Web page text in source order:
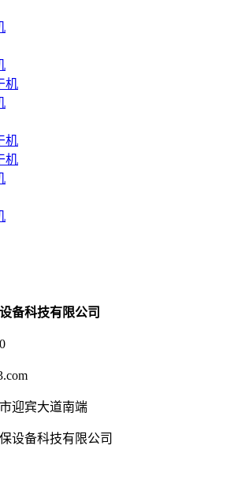
机
机
机
备科技有限公司
迎宾大道南端